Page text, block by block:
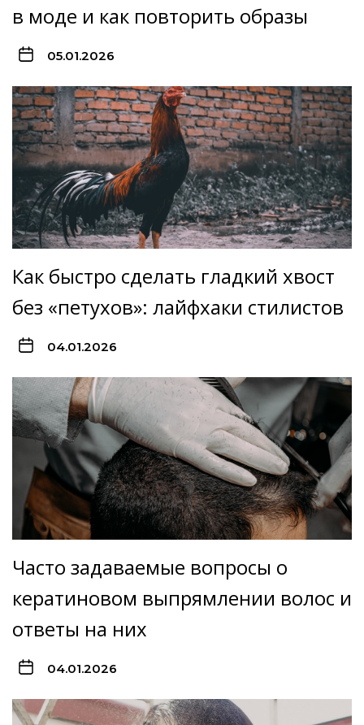
в моде и как повторить образы
05.01.2026
Как быстро сделать гладкий хвост
без «петухов»: лайфхаки стилистов
04.01.2026
Часто задаваемые вопросы о
кератиновом выпрямлении волос и
ответы на них
04.01.2026